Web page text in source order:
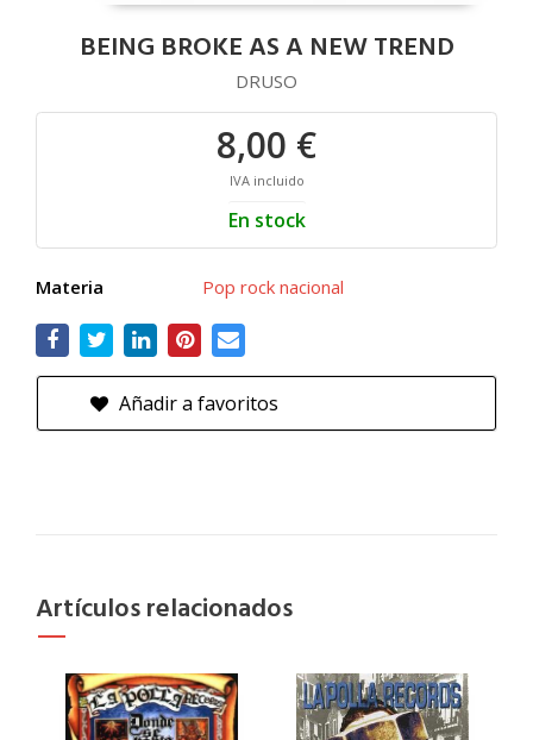
BEING BROKE AS A NEW TREND
DRUSO
8,00 €
IVA incluido
En stock
Materia Pop rock nacional
Añadir a favoritos
Artículos relacionados